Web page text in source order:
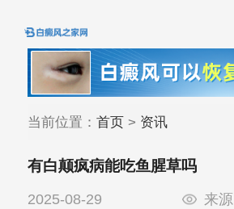
当前位置： 首页> 资讯
有白颠疯病能吃鱼腥草吗
2025-08-29 来源